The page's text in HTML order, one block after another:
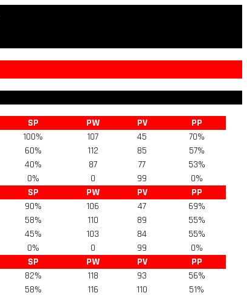
SP PW PV
PP
100% 107 45
70%
60% 112 85
57%
40% 87 77
53%
0% 0 99
0%
SP PW PV
PP
90% 106 47
69%
58% 110 89
55%
45% 103 84
55%
0% 0 99
0%
SP PW PV
PP
82% 118 93
56%
58% 116 110
51%